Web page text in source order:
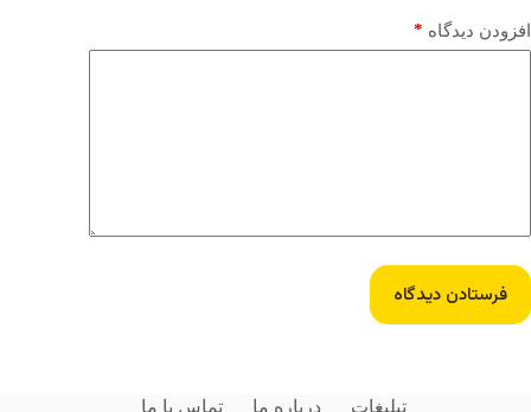
افزودن دیدگاه *
فرستادن دیدگاه
تبلیغات درباره ما تماس با ما